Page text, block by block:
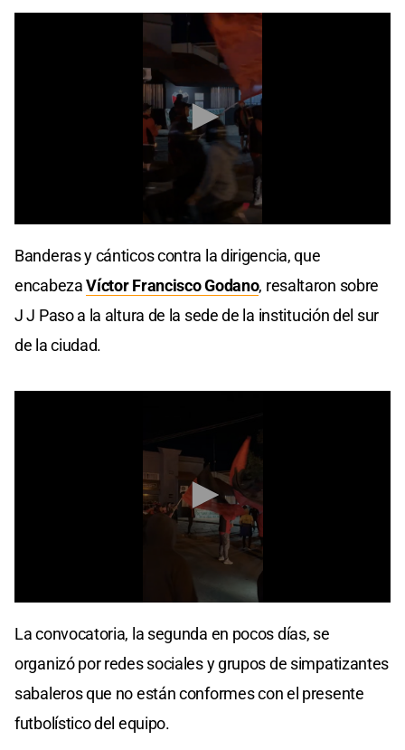
of
seconds
Banderas y cánticos contra la dirigencia, que
encabezaVíctor Francisco Godano, resaltaron sobre
J J Paso a la altura de la sede de la institución del sur
de la ciudad.
of
seconds
La convocatoria, la segunda en pocos días, se
organizó por redes sociales y grupos de simpatizantes
sabaleros que no están conformes con el presente
futbolístico del equipo.